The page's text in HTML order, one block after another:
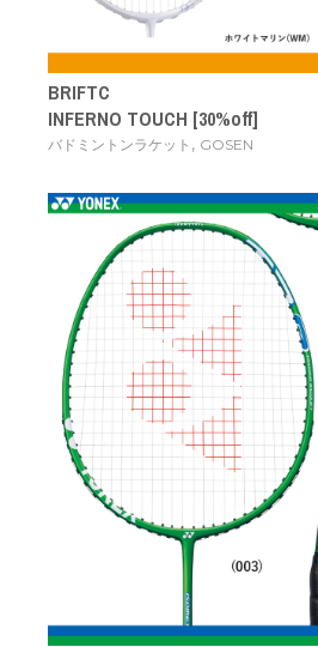
BRIFTC
INFERNO TOUCH [30%off]
バドミントンラケット , GOSEN